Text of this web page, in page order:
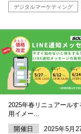
デジタルマーケティング
2025年春リニュアールす
用イメー...
開催日
2025年5月